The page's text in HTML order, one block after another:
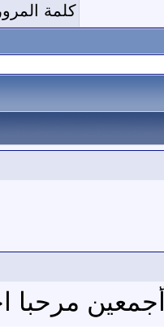
كلمة المرور